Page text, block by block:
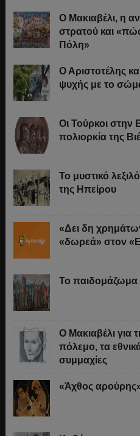
Ο Μακιαβέλι, η
στρατού και
Πόλη»
Ο Αριστοτέλης
ψυχής με το
Οι Τούρκοι
πολιορκία της
Το μυστικό
της Ηπείρου
«Δει δη
«δωρεά» στον
Το παιδομάζωμα
O Μακιαβέλι για
πόλεμο, τα
συμμαχίες
«Άχθος